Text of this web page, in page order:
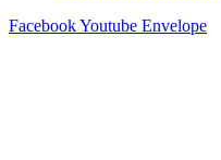
FacebookYoutube Envelope